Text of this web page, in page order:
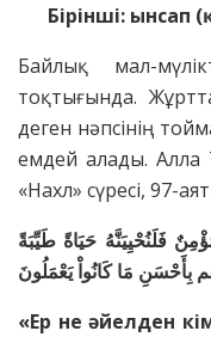
Бірінші: ынсап
Байлық мал-
тоқтығында.
деген нәпсінің
емдей алады. Алла
«Нахл» сүресі, 97-
فَلَنُحْيِيَنَّهُ حَيَاةً طَيِّبَةً
بِأَحْسَنِ مَا كَانُواْ يَعْمَلُونَ
«Ер не әйелден